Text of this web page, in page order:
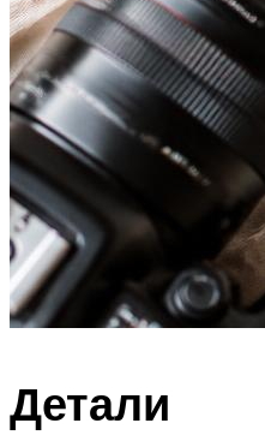
Детали